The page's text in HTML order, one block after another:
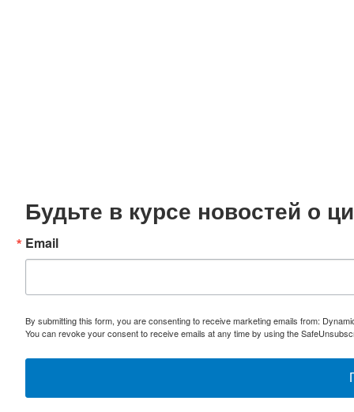
Будьте в курсе новостей о
Email
By submitting this form, you are consenting to receive marketing emails from:
You can revoke your consent to receive emails at any time by using the